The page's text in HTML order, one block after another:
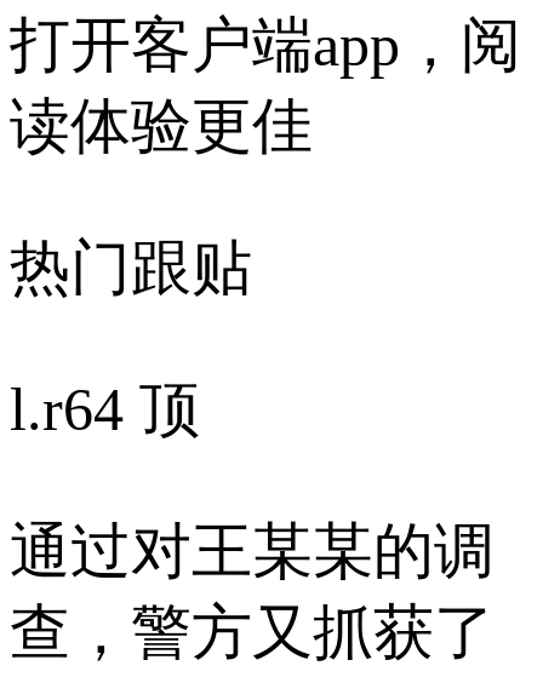
打开客户端app，阅
读体验更佳
热门跟贴
l.r64 顶
通过对王某某的调
查，警方又抓获了